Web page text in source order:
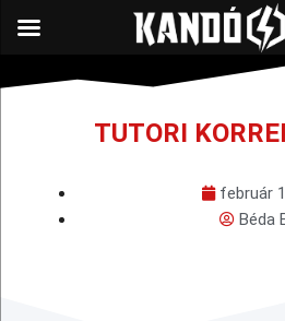
TUTORI
február
Béda